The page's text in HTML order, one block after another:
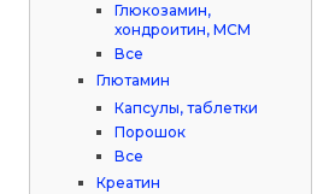
Глюкозамин,
хондроитин, МСМ
Все
Глютамин
Капсулы, таблетки
Порошок
Все
Креатин